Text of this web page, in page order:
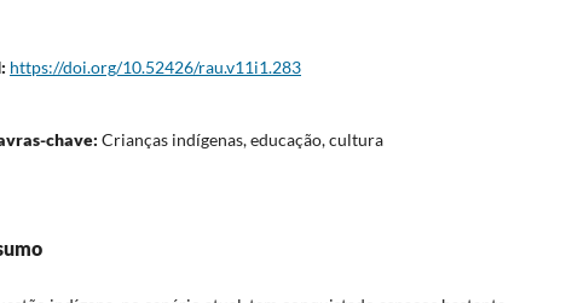
https://doi.org/10.52426/rau.v11i1.283
chave: Crianças indígenas, educação, cultura